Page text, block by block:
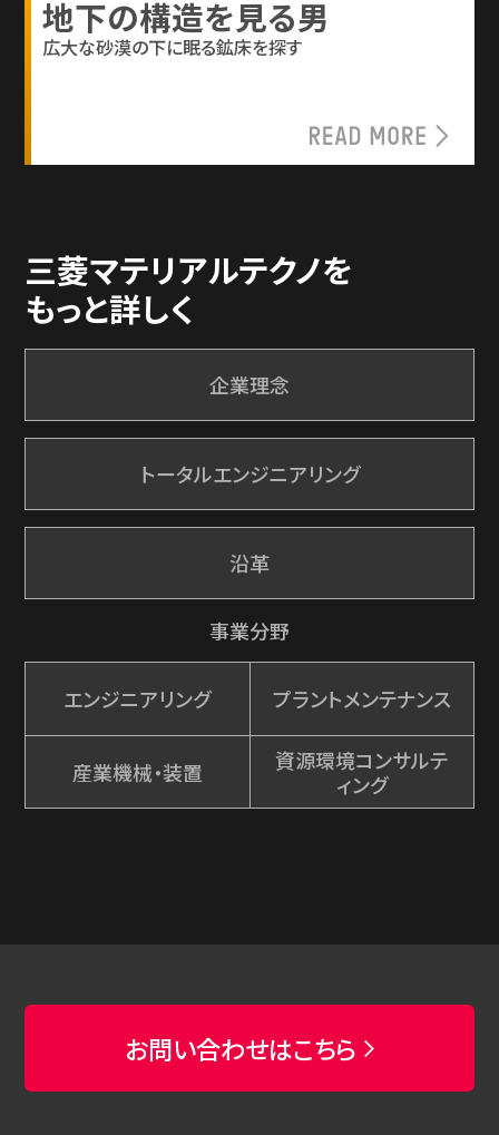
地下の構造を見る男
広大な砂漠の下に眠る鉱床を探す
三菱マテリアルテクノを
もっと詳しく
企業理念
トータルエンジニアリング
沿革
事業分野
エンジニアリング プラントメンテナンス
産業機械・装置
資源環境コンサルテ
ィング
お問い合わせはこちら